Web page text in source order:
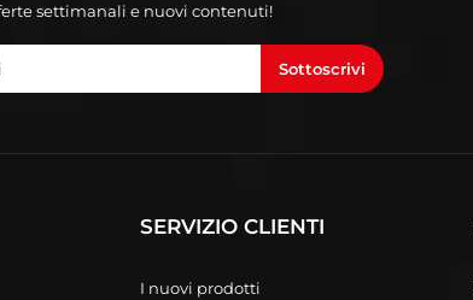
settimanali e nuovi contenuti!
Sottoscrivi
SERVIZIO CLIENTI
I nuovi prodotti